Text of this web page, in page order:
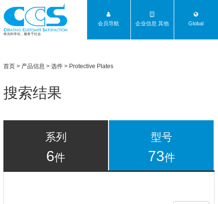
将光科学化，服务于社会
会员导航 企业信息 其他 Global
首页 > 产品信息 > 选件 > Protective Plates
搜索结果
系列
6件
型号
73件